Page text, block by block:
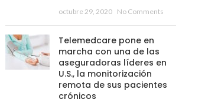
octubre 29, 2020 No Comments
Telemedcare pone en
marcha con una de las
aseguradoras líderes en
U.S., la monitorización
remota de sus pacientes
crónicos